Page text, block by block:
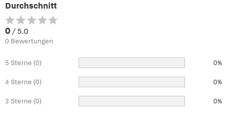
Durchschnitt
0 / 5.0
0 Bewertungen
5 Sterne (0) 0%
4 Sterne (0) 0%
3 Sterne (0) 0%